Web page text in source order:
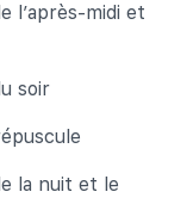
l’après-midi et
soir
la nuit et le